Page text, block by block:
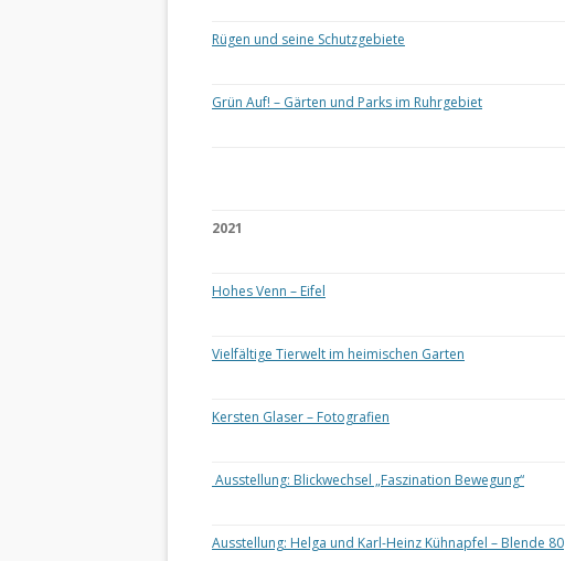
Rügen und seine Schutzgebiete
Grün Auf! – Gärten und Parks im Ruhrgebiet
2021
Hohes Venn – Eifel
Vielfältige Tierwelt im heimischen Garten
Kersten Glaser – Fotografien
Ausstellung: Blickwechsel „Faszination Bewegung“
Ausstellung: Helga und Karl-Heinz Kühnapfel – Blende 80